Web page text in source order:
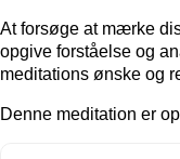
At forsøge at mærke
opgive forståelse og
meditations ønske og
Denne meditation er